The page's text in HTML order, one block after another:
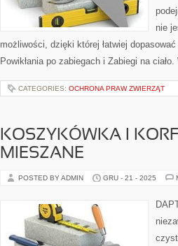
nie
możliwości, dzięki której łatwiej
Powikłania po zabiegach i Zabiegi na
CATEGORIES: OCHRONA PRAW ZWIERZĄT
KOSZYKÓWKA I
MIESZANE
POSTED BY ADMIN GRU - 21 - 2025